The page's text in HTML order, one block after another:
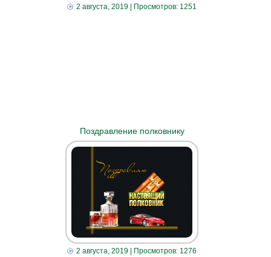
2 августа, 2019 | Просмотров: 1251
Поздравление полковнику
2 августа, 2019 | Просмотров: 1276